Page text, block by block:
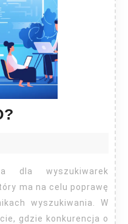
ma na celu poprawę
wyszukiwania. W
gdzie konkurencja o